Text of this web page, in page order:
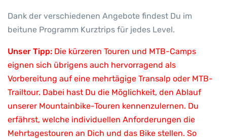
Dank der verschiedenen Angebote findest Du im
beitune Programm Kurztrips für jedes Level.
Unser Tipp: Die kürzeren Touren und MTB-Camps
eignen sich übrigens auch hervorragend als
Vorbereitung auf eine mehrtägige Transalp oder MTB-
Trailtour. Dabei hast Du die Möglichkeit, den Ablauf
unserer Mountainbike-Touren kennenzulernen. Du
erfährst, welche individuellen Anforderungen die
Mehrtagestouren an Dich und das Bike stellen. So